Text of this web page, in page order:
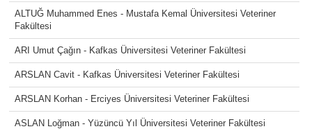
ALTUĞ Muhammed Enes - Mustafa Kemal Üniversitesi Veteriner
Fakültesi
ARI Umut Çağın - Kafkas Üniversitesi Veteriner Fakültesi
ARSLAN Cavit - Kafkas Üniversitesi Veteriner Fakültesi
ARSLAN Korhan - Erciyes Üniversitesi Veteriner Fakültesi
ASLAN Loğman - Yüzüncü Yıl Üniversitesi Veteriner Fakültesi